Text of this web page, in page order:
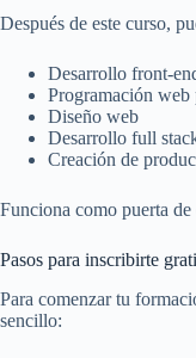
Después de este curso,
Desarrollo front-
Programación web
Diseño web
Desarrollo full
Creación de
Funciona como puerta
Pasos para inscribirte
Para comenzar tu
sencillo: